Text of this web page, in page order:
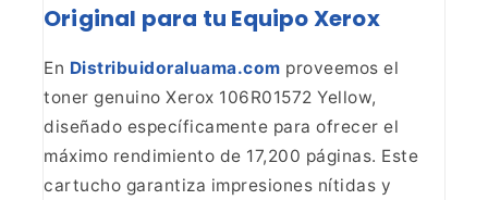
Original para tu EquipoXerox
En Distribuidoraluama.com proveemos el
toner genuino Xerox 106R01572 Yellow,
diseñado específicamente para ofrecer el
máximo rendimiento de 17,200 páginas. Este
cartucho garantiza impresiones nítidas y